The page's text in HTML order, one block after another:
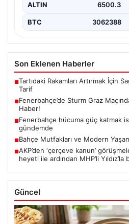
ALTIN 6500.3
BTC 3062388
Son Eklenen Haberler
■Tartıdaki Rakamları Artırmak İçin
Tarif
■Fenerbahçe’de Sturm Graz
Haber!
■Fenerbahçe hücuma güç katmak
gündemde
■Bahçe Mutfakları ve Modern
■AKP’den ‘çerçeve kanun’
heyeti ile ardından MHP’li
Güncel